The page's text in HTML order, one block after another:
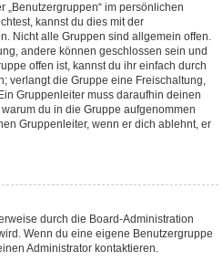
„Benutzergruppen“ im persönlichen
kannst du dies mit der
Nicht alle Gruppen sind allgemein offen.
andere können geschlossen sein und
offen ist, kannst du ihr einfach durch
verlangt die Gruppe eine Freischaltung,
Gruppenleiter muss daraufhin deinen
du in die Gruppe aufgenommen
Gruppenleiter, wenn er dich ablehnt, er
durch die Board-Administration
Wenn du eine eigene Benutzergruppe
Administrator kontaktieren.